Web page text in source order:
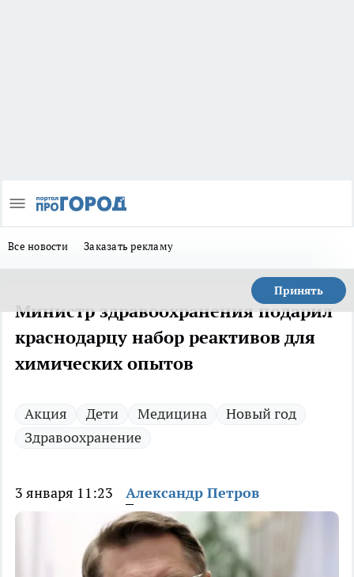
Все новости Заказать рекламу
Принять
Министр здравоохранения подарил
краснодарцу набор реактивов для
химических опытов
Акция Дети Медицина
Новый год
Здравоохранение
3 января 11:23 Александр Петров